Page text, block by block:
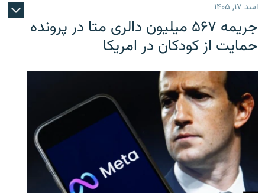
اسد ۱۷, ۱۴۰۵
جریمه ۵۶۷ میلیون دالری متا در پرونده
حمایت از کودکان در امریکا